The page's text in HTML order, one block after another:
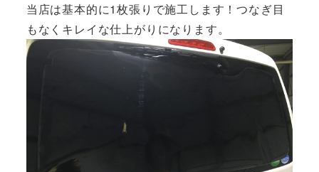
当店は基本的に1枚張りで施工します！つなぎ目
もなくキレイな仕上がりになります。